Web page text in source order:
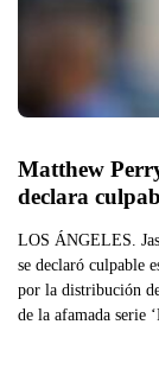
Matthew
LOS ÁNGELES.
se declaró culpable
por la distribución
de la afamada serie